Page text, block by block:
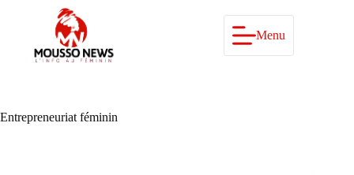
Menu
Entrepreneuriat féminin